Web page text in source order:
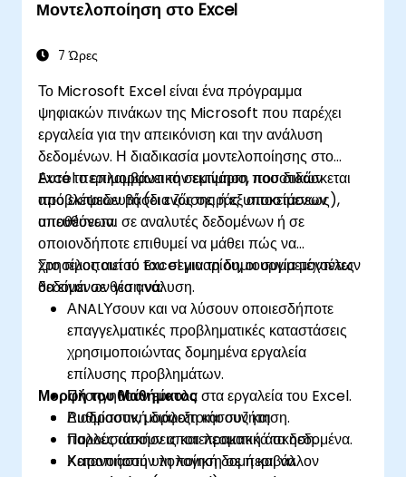
χρησιμοποιώντας τα Φύλλα Google για
Δημιουργούν επαναχρησιμοποιήσιμα
διαχείριση έργων.
Μοντελοποίηση στο Excel
7 Ώρες
Το Microsoft Excel είναι ένα πρόγραμμα
ψηφιακών πινάκων της Microsoft που παρέχει
εργαλεία για την απεικόνιση και την ανάλυση
δεδομένων. Η διαδικασία μοντελοποίησης στο
Excel περιλαμβάνει την εκτίμηση ποσοτικών
προβλέψεων βάσει ενός σειράς υποκείμενων
υποθέσεων.
Αυτό το επιμορφωτικό σεμινάριο, που διδάσκεται
από εκπαιδευτή (δια ζώσης ή εξ αποστάσεως),
απευθύνεται σε αναλυτές δεδομένων ή σε
οποιονδήποτε επιθυμεί να μάθει πώς να
χρησιμοποιεί το Excel για τη δημιουργία μοντέλων
δεδομένων για ανάλυση.
Στο τέλος αυτού του σεμιναρίου, οι συμμετέχοντες
θα είναι σε θέση να:
ΑNALΥσουν και να λύσουν οποιεσδήποτε
επαγγελματικές προβληματικές καταστάσεις
χρησιμοποιώντας δομημένα εργαλεία
επίλυσης προβλημάτων.
Πλοηγηθούν εύκολα στα εργαλεία του Excel.
Ρυθμίσουν, μορφοποιήσουν και
παρουσιάσουν αποτελεσματικά τα δεδομένα.
Κατανοήσουν τη λογική δομή και να
Μορφή του Μαθήματος
Διαδραστική διάλεξη και συζήτηση.
Πολλές ασκήσεις και πρακτική άσκηση.
Χειροπιαστή υλοποίηση σε περιβάλλον